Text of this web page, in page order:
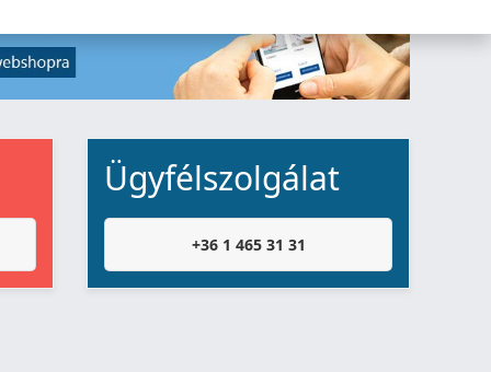
Ügyfélszolgálat
+36 1 465 31 31